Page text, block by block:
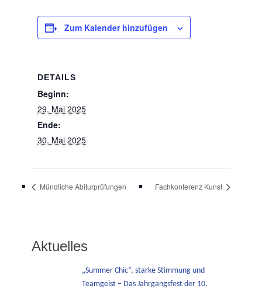
Zum Kalender hinzufügen
DETAILS
Beginn:
29. Mai 2025
Ende:
30. Mai 2025
Mündliche Abiturprüfungen Fachkonferenz Kunst
Aktuelles
„Summer Chic“, starke Stimmung und
Teamgeist – Das Jahrgangsfest der 10.